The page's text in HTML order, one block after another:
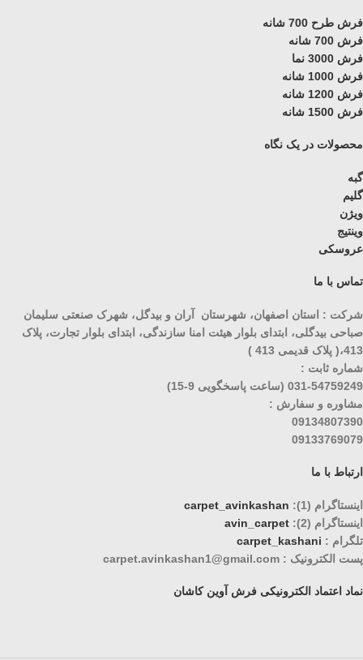
فرش طرح 700 شانه
فرش 700 شانه
فرش 3000 نما
فرش 1000 شانه
فرش 1200 شانه
فرش 1500 شانه
محصولات در یک نگاه
گبه
گلیم
ویژن
وینتیج
عروسکی
تماس با ما
شرکت : استان اصفهان، شهرستان آران و بیدگل، شهرک صنعتی سلیمان
صباحی بیدگلی، ابتدای بلوار هیئت امنا سازندگی، ابتدای بلوار تجارت، پلاک
413،( پلاک قدیمی 413 )
شماره ثابت :
031-54759249 (ساعت پاسخگویی 9-15)
مشاوره و سفارش :
09134807390
09133769079
ارتباط با ما
اینستاگرام (1):
carpet_avinkashan
اینستاگرام (2):
avin_carpet
تلگرام : carpet_kashani
پست الکترونیک : carpet.avinkashan1@gmail.com
نماد اعتماد الکترونیکی فرش آوین کاشان